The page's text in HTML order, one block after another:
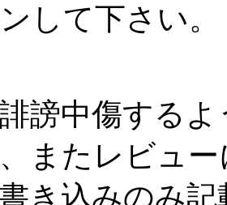
して下さい。
謗中傷するよ
またレビュー
き込みのみ記